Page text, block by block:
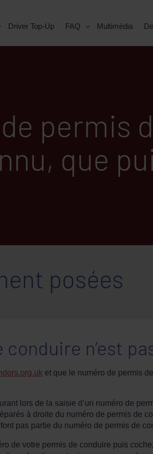
Driver Top-Up FAQ Multimédia
permis
que
posées
n’est
et que le numéro de permis de
lors de la saisie d’un numéro de
à droite du numéro de permis de
pas partie du numéro de permis de
de votre permis de conduire puis